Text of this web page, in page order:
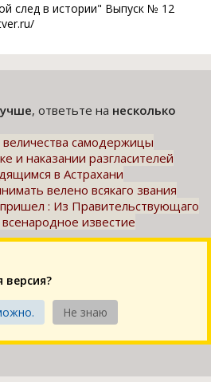
след в истории" Выпуск № 12
, ответьте на несколько
величества самодержицы
и наказании разгласителей
в Астрахани
велено всякаго звания
: Из Правительствующаго
известие
версия?
Не знаю